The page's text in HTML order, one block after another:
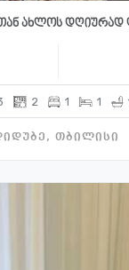
ახლოს დღიურად
2 1 1
თბილისი